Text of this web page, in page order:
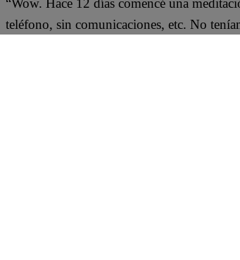
“Wow. Hace 12 días comencé una
teléfono, sin comunicaciones, etc. No